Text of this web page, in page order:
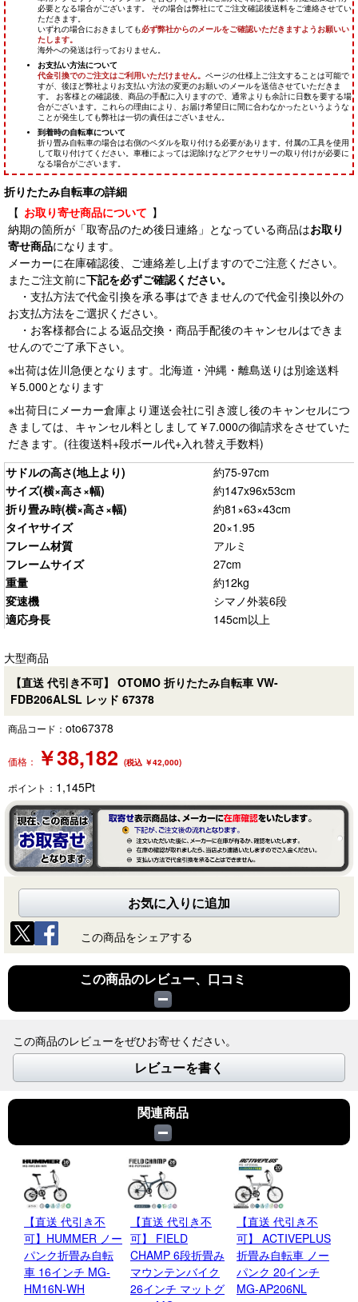
折りたたみ自転車の詳細
【 お取り寄せ商品について 】
納期の箇所が「取寄品のため後日連絡」となっている商品はお取り
寄せ商品になります。
メーカーに在庫確認後、ご連絡差し上げますのでご注意ください。
またご注文前に下記を必ずご確認ください。
・支払方法で代金引換を承る事はできませんので代金引換以外の
お支払方法をご選択ください。
・お客様都合による返品交換・商品手配後のキャンセルはできま
せんのでご了承下さい。
※出荷は佐川急便となります。北海道・沖縄・離島送りは別途送料
￥5.000となります
※出荷日にメーカー倉庫より運送会社に引き渡し後のキャンセルにつ
きましては、キャンセル料としまして￥7.000の御請求をさせていた
だきます。(往復送料+段ボール代+入れ替え手数料)
サドルの高さ(地上より)
約75-97cm
サイズ(横×高さ×幅)
約147x96x53cm
折り畳み時(横×高さ×幅)
約81×63×43cm
タイヤサイズ
20×1.95
フレーム材質
アルミ
フレームサイズ
27cm
重量
約12kg
変速機
シマノ外装6段
適応身長
145cm以上
大型商品
【直送 代引き不可】 OTOMO 折りたたみ自転車 VW-
FDB206ALSL レッド 67378
商品コード： oto67378
価格： ￥38,182 (税込 ￥42,000)
ポイント： 1,145Pt
お気に入りに追加
この商品をシェアする
この商品のレビュー、口コミ
この商品のレビューをぜひお寄せください。
レビューを書く
関連商品
【直送 代引き不
可】HUMMER ノー
パンク折畳み自転
車 16インチ MG-
HM16N-WH
【直送 代引き不
可】 FIELD
CHAMP 6段折畳み
マウンテンバイク
26インチ マットグ
【直送 代引き不
可】 ACTIVEPLUS
折畳み自転車 ノー
パンク 20インチ
MG-AP206NL